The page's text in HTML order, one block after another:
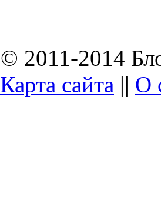
© 2011-2014
Карта сайта || О